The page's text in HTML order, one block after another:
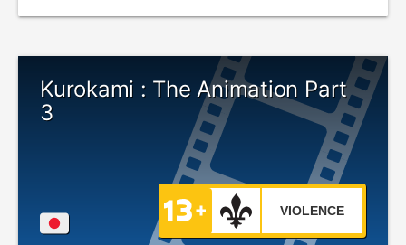
Kurokami : The Animation Part
3
VIOLENCE